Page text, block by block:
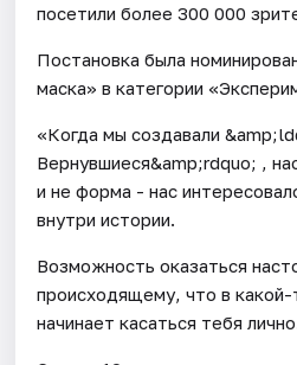
посетили более 300 000
Постановка была
маска» в категории
«Когда мы создавали
Вернувшиеся&amp;rdquo; ,
и не форма - нас
внутри истории.
Возможность оказаться
происходящему, что в
начинает касаться тебя